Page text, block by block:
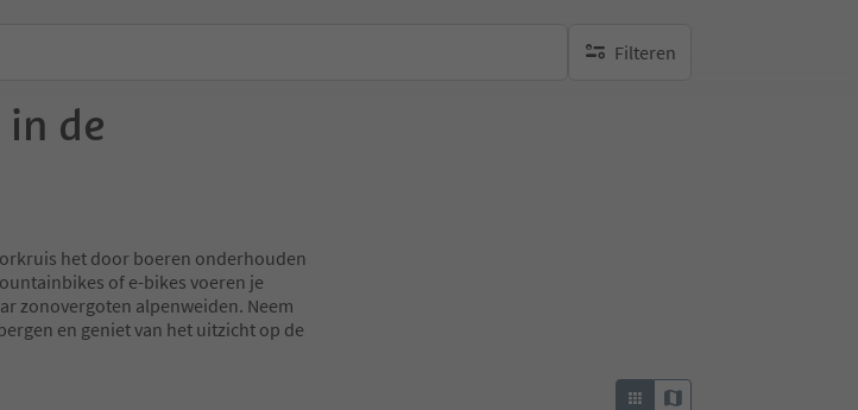
Filteren
geen actieve filters
de
het door boeren onderhouden
of e-bikes voeren je
zonovergoten alpenweiden. Neem
en geniet van het uitzicht op de